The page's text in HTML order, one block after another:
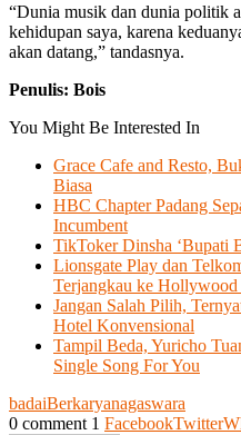
“Dunia musik dan dunia politik
kehidupan saya, karena
akan datang,” tandasnya.
Penulis: Bois
You Might Be Interested In
Grace Cafe and Resto,
Biasa
HBC Chapter Padang
Incumbent
TikToker Dinsha ‘Bupati
Lionsgate Play dan
Terjangkau ke
Jangan Salah Pilih,
Hotel Konvensional
Tampil Beda, Yuricho
Single Song For You
badaiBerkaryanagaswara
0 comment 1 FacebookTwitter